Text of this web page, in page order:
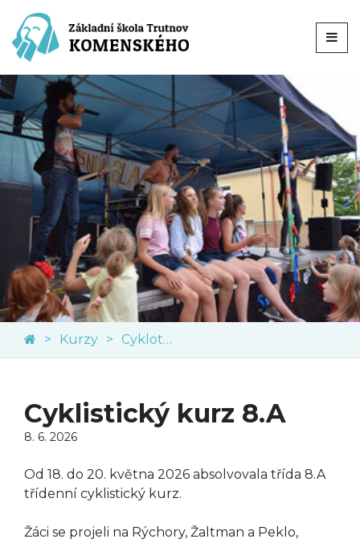
Kurzy Cykloturistický kurz
Cyklistický kurz 8.A
8. 6. 2026
Od 18. do 20. května 2026 absolvovala třída 8.A
třídenní cyklistický kurz.
Žáci se projeli na Rýchory, Žaltman a Peklo,